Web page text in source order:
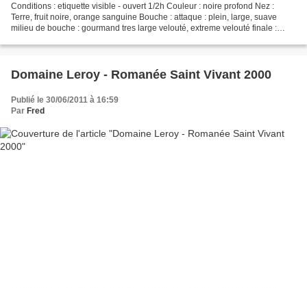
Conditions : etiquette visible - ouvert 1/2h Couleur : noire profond Nez :
Terre, fruit noire, orange sanguine Bouche : attaque : plein, large, suave
milieu de bouche : gourmand tres large velouté, extreme velouté finale :
Domaine Leroy - Romanée Saint Vivant 2000
Publié le 30/06/2011 à 16:59
Par Fred